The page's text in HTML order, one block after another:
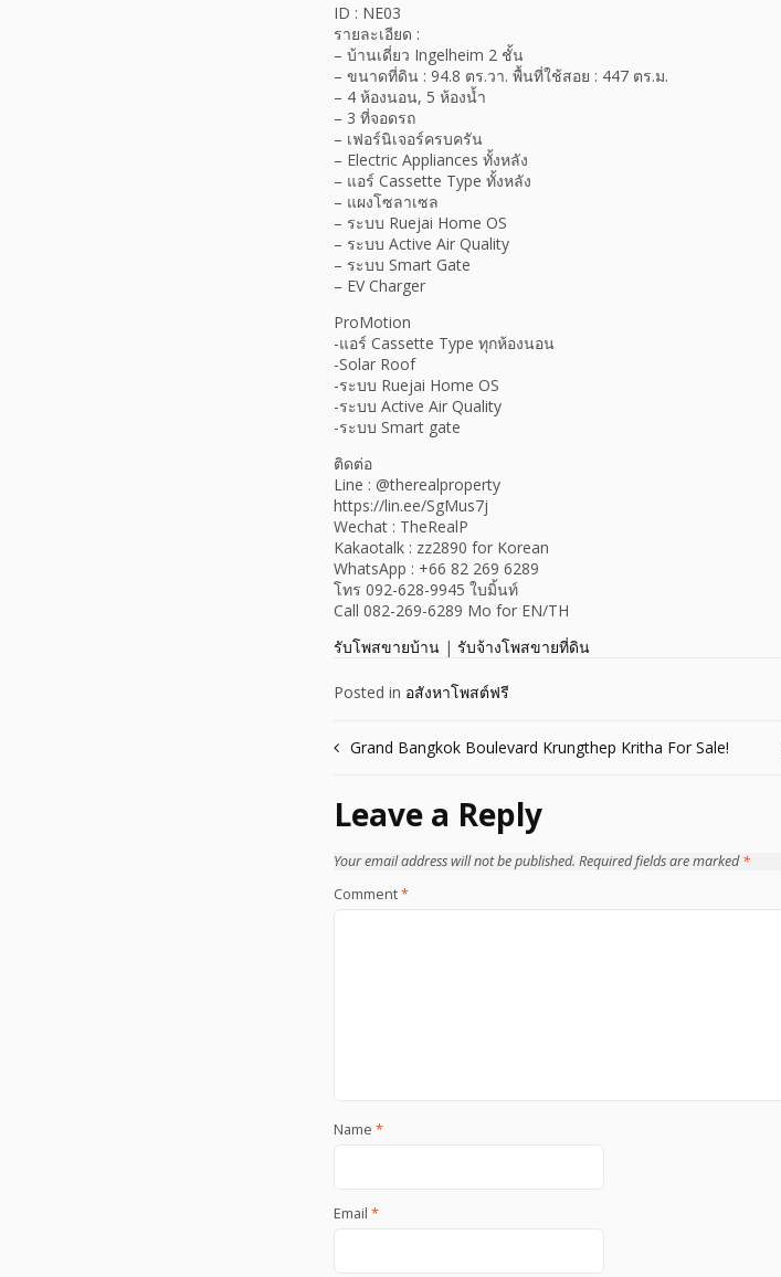
ID : NE03
รายละเอียด :
– บ้านเดี่ยว Ingelheim 2 ชั้น
– ขนาดที่ดิน : 94.8 ตร.วา. พื้นที่ใช้สอย : 447 ตร.ม.
– 4 ห้องนอน, 5 ห้องน้ำ
– 3 ที่จอดรถ
– เฟอร์นิเจอร์ครบครัน
– Electric Appliances ทั้งหลัง
– แอร์ Cassette Type ทั้งหลัง
– แผงโซลาเซล
– ระบบ Ruejai Home OS
– ระบบ Active Air Quality
– ระบบ Smart Gate
– EV Charger
ProMotion
-แอร์ Cassette Type ทุกห้องนอน
-Solar Roof
-ระบบ Ruejai Home OS
-ระบบ Active Air Quality
-ระบบ Smart gate
ติดต่อ
Line : @therealproperty
https://lin.ee/SgMus7j
Wechat : TheRealP
Kakaotalk : zz2890 for Korean
WhatsApp : +66 82 269 6289
โทร 092-628-9945 ใบมิ้นท์
Call 082-269-6289 Mo for EN/TH
รับโพสขายบ้าน | รับจ้างโพสขายที่ดิน
Posted in อสังหาโพสต์ฟรี
Post
Grand Bangkok Boulevard Krungthep Kritha For Sale!
Leave a Reply
Your email address will not be published. Required fields are marked*
Comment*
Name *
Email *